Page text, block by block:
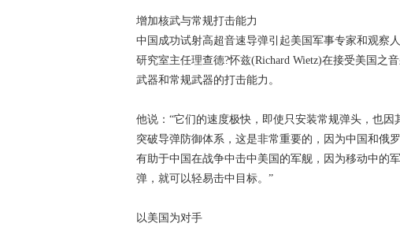
增加核武与常规打击能力
中国成功试射高超音速导弹引起美国军事专家和观察
研究室主任理查德?怀兹(Richard Wietz)在接受美国之
武器和常规武器的打击能力。
他说：“它们的速度极快，即使只安装常规弹头，也
突破导弹防御体系，这是非常重要的，因为中国和俄
有助于中国在战争中击中美国的军舰，因为移动中的
弹，就可以轻易击中目标。”
以美国为对手